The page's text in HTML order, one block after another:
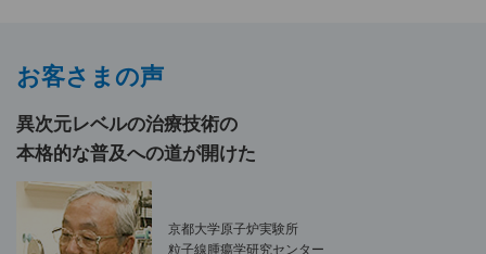
お客さまの声
異次元レベルの治療技術の
本格的な普及への道が開けた
京都大学原子炉実験所
粒子線腫瘍学研究センター